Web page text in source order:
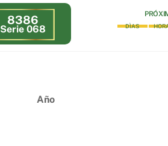
8386
Serie 068 DÌAS
Año